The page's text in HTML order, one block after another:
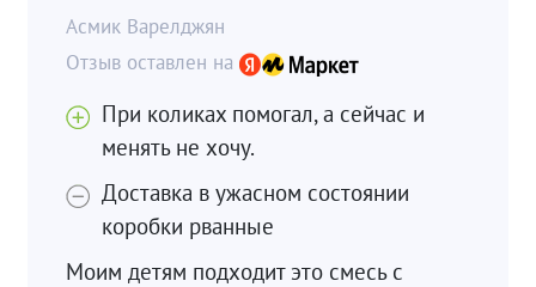
Асмик Варелджян
При коликах помогал, а сейчас и
менять не хочу.
Доставка в ужасном состоянии
коробки рванные
Моим детям подходит это смесь с